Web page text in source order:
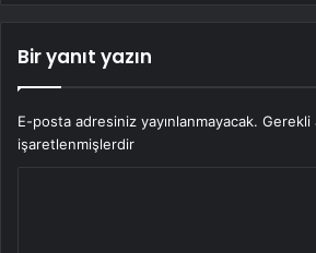
Bir yanıt yazın
E-posta adresiniz yayınlanmayacak. Gerekli
işaretlenmişlerdir